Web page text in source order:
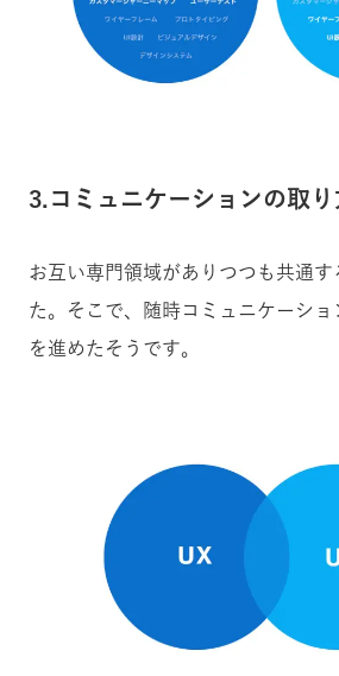
3.コミュニケーションの取り
お互い専門領域がありつつも共通す
た。そこで、随時コミュニケーシ
を進めたそうです。